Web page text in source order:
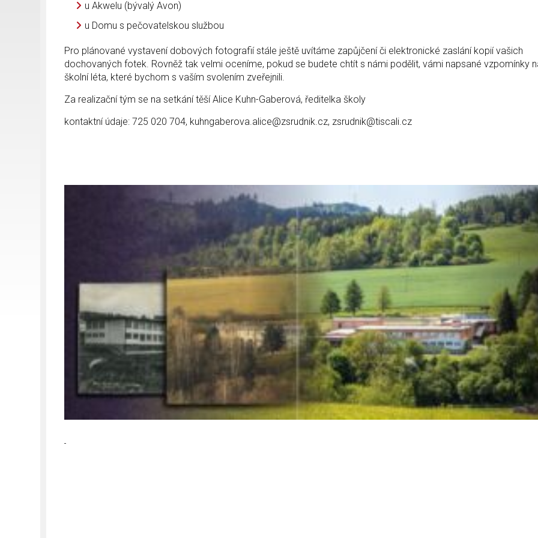
u Akwelu (bývalý Avon)
u Domu s pečovatelskou službou
Pro plánované vystavení dobových fotografií stále ještě uvítáme zapůjčení či elektronické zaslání kopií vašich
dochovaných fotek. Rovněž tak velmi oceníme, pokud se budete chtít s námi podělit, vámi napsané vzpomínky
školní léta, které bychom s vaším svolením zveřejnili.
Za realizační tým se na setkání těší Alice Kuhn-Gaberová, ředitelka školy
kontaktní údaje: 725 020 704, kuhngaberova.alice@zsrudnik.cz, zsrudnik@tiscali.cz